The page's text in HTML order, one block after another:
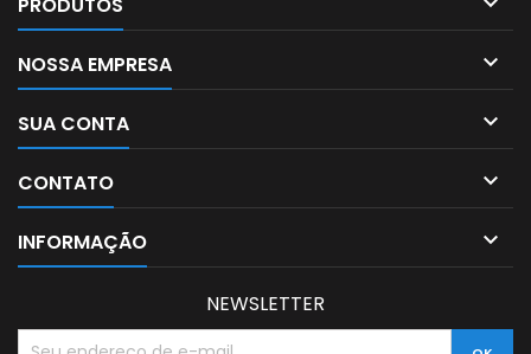
NOSSA EMPRESA 
SUA CONTA 
CONTATO 
INFORMAÇÃO 
NEWSLETTER